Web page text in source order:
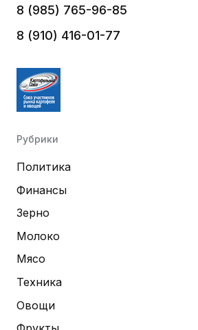
8 (985) 765-96-85
8 (910) 416-01-77
Рубрики
Политика
Финансы
Зерно
Молоко
Мясо
Техника
Овощи